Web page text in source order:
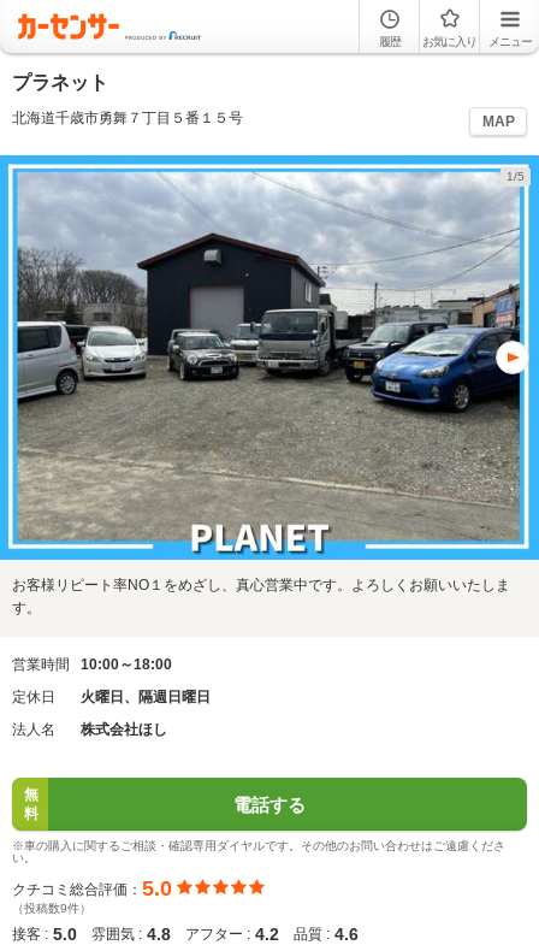
履歴 お気に入り メニュー
プラネット
北海道千歳市勇舞７丁目５番１５号 MAP
1/5
お客様リピート率NO１をめざし、真心営業中です。よろしくお願いいたしま
す。
営業時間
10:00～18:00
定休日
火曜日、隔週日曜日
法人名
株式会社ほし
無
料
電話する
※車の購入に関するご相談・確認専用ダイヤルです。その他のお問い合わせはご遠慮くださ
い。
クチコミ総合評価： 5.0
（投稿数9件）
接客 : 5.0 雰囲気 : 4.8 アフター : 4.2 品質 : 4.6